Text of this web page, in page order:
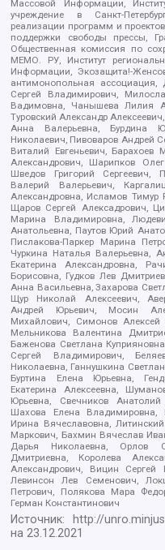
Массовой Информации,
учреждение в Санкт-
реализации программ и
поддержки свободы прессы,
Общественная комиссия по
МЕМО. РУ, Институт
Информации, Экозащита!-
антимонопольная ассоциация,
Сергей Владимирович,
Вадимовна, Чанышева Лилия
Туровский Александр
Анна Валерьевна, Бурдина
Николаевич, Пивоваров Андрей
Виталий Евгеньевич,
Александрович, Шарипков
Шведов Григорий Сергеевич,
Валерий Валерьевич,
Александровна, Исламов Тимур
Щаров Сергей Алексадрович,
Марина Владимировна,
Анатольевна, Паутов Юрий
Пислакова-Паркер Марина
Чуркина Наталья Валерьевна,
Екатерина Александровна,
Борисовна, Гудков Лев
Анна Васильевна, Захарова
Щур Николай Алексеевич,
Андрей Юрьевич, Мосин
Михайлович, Симонов Алексей
Мельникова Валентина
Баженова Светлана
Сергей Владимирович,
Николаевна, Ганнушкина
Буртина Елена Юрьевна,
Екатерина Алексеевна,
Юрьевна, Свечников
Шахова Елена Владимировна,
Ирина Вячеславовна,
Маркович, Бахмин Вячеслав
Дарья Николаевна, Орлов
Дмитриевна, Королева
Александрович, Вицин Сергей
Левинсон Лев Семенович,
Петрович, Полякова Мара
Герман Константинович
Источник: http://
на23.12.2021